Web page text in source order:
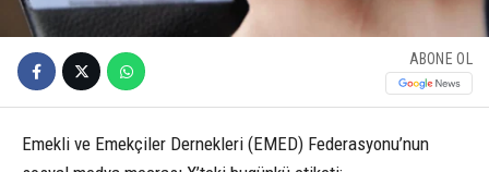
ABONE OL
Emekli ve Emekçiler Dernekleri (EMED) Federasyonu’nun